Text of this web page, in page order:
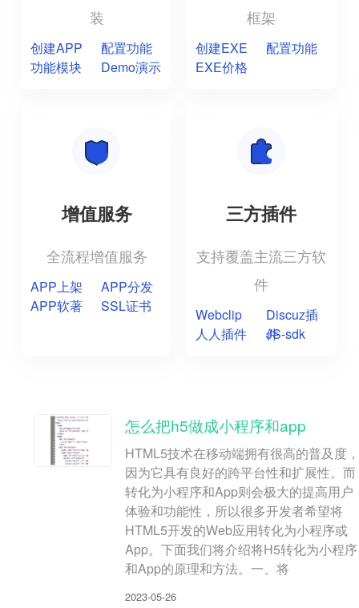
装
创建APP
配置功能
功能模块
Demo演示
框架
创建EXE
配置功能
EXE价格
增值服务
全流程增值服务
APP上架
APP分发
APP软著
SSL证书
三方插件
支持覆盖主流三方软
件
Webclip
Discuz插
件
人人插件 JS-sdk
怎么把h5做成小程序和app
HTML5技术在移动端拥有很高的普及度，
因为它具有良好的跨平台性和扩展性。而
转化为小程序和App则会极大的提高用户
体验和功能性，所以很多开发者希望将
HTML5开发的Web应用转化为小程序或
App。下面我们将介绍将H5转化为小程序
和App的原理和方法。一、将
2023-05-26